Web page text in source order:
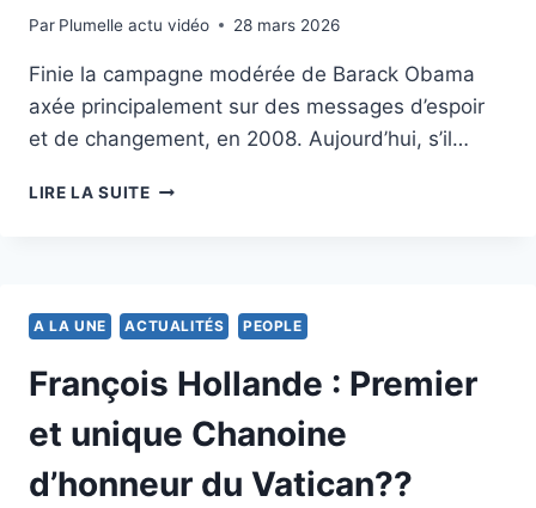
Par Plumelle actu vidéo
25 mai 2012 28 mars 2026
Finie la campagne modérée de Barack Obama
axée principalement sur des messages d’espoir
et de changement, en 2008. Aujourd’hui, s’il…
LIRE LA SUITEÉLECTIONS
OPTER
POUR
A LA UNE ACTUALITÉS PEOPLE
François Hollande : Premier
et unique Chanoine
d’honneur du Vatican??